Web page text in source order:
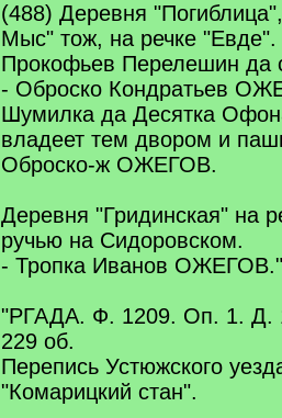
(488) Деревня
Мыс" тож, на речке
Прокофьев Перелешин да
- Оброско Кондратьев
Шумилка да Десятка
владеет тем двором и
Оброско-ж ОЖЕГОВ.
Деревня "Гридинская" на
ручью на Сидоровском.
- Тропка Иванов ОЖЕГОВ."
"РГАДА. Ф. 1209. Оп. 1. Д.
229 об.
Перепись Устюжского
"Комарицкий стан".